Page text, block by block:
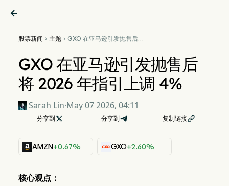

股票新闻  主题  GXO 在亚马逊引发抛售后将
GXO 在亚马逊引发抛售后
将 2026 年指引上调 4%
Sarah Lin·May 07 2026, 04:11
分享到  分享到 复制链接
AMZN+0.67% GXO+2.60%
核心观点：